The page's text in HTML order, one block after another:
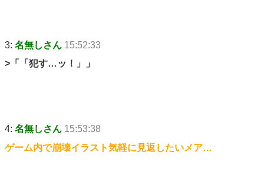
3: 名無しさん 15:52:33
>「「犯す…ッ！」」
4: 名無しさん 15:53:38
ゲーム内で崩壊イラスト気軽に見返したいメア…